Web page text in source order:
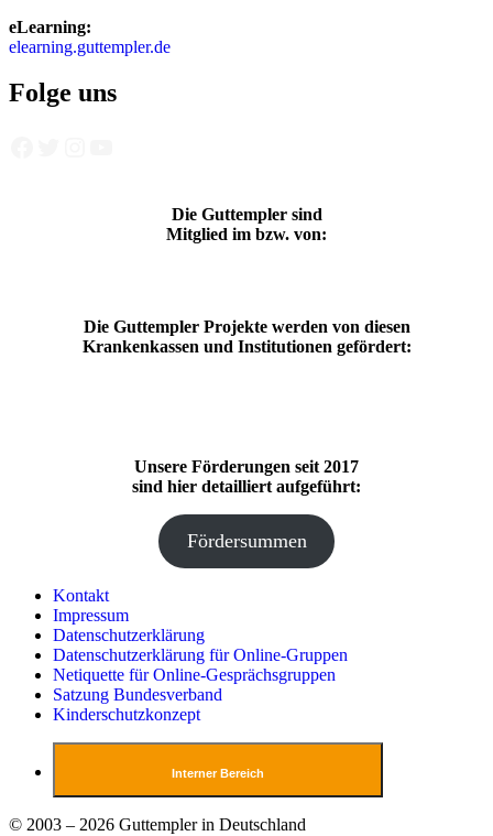
eLearning:
elearning.guttempler.de
Folge uns
Die Guttempler sind
Mitglied im bzw. von:
Die Guttempler Projekte werden von diesen
Krankenkassen und Institutionen gefördert:
Unsere Förderungen seit 2017
sind hier detailliert aufgeführt:
Fördersummen
Kontakt
Impressum
Datenschutzerklärung
Datenschutzerklärung für Online-Gruppen
Netiquette für Online-Gesprächsgruppen
Satzung Bundesverband
Kinderschutzkonzept
Interner Bereich
© 2003 – 2026 Guttempler in Deutschland